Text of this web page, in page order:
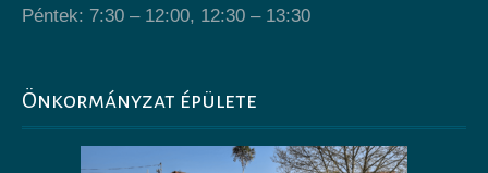
Péntek: 7:30 – 12:00, 12:30 – 13:30
Önkormányzat épülete